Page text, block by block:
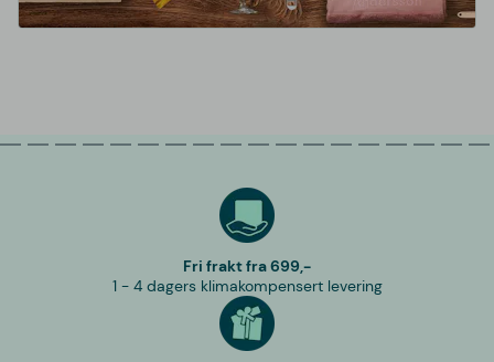
Fri frakt fra 699,-
1 - 4 dagers klimakompensert levering